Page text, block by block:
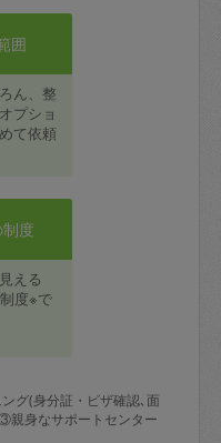
囲
ん、整
プショ
て依頼
度
える
度※で
グ(身分証・ビザ確認､面
親身なサポートセンター